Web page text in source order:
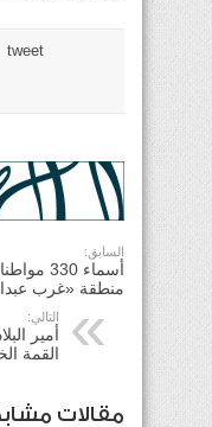
tweet
السابق:
أسماء
منطقة «غرب
التالي:
أمير
القمة
مقالات